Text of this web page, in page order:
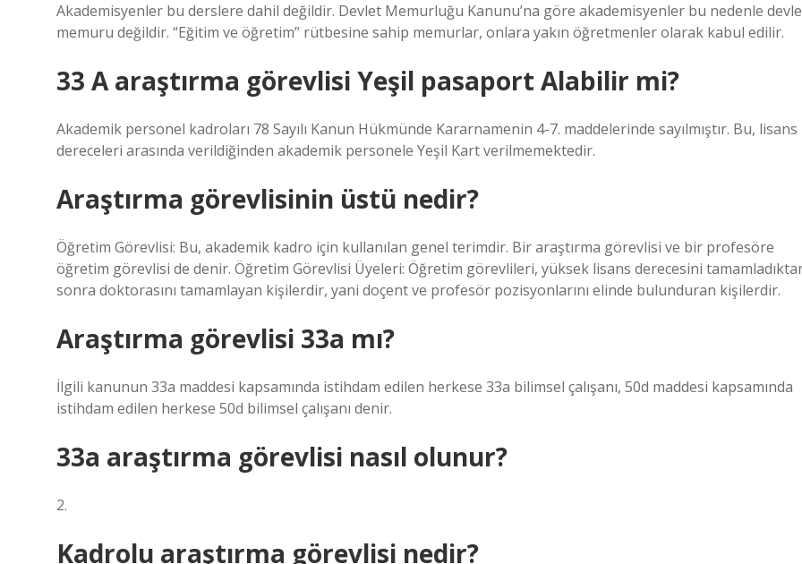
Akademisyenler bu derslere dahil değildir. Devlet Memurluğu Kanunu’na göre akademisyenler bu nedenle
memuru değildir. “Eğitim ve öğretim” rütbesine sahip memurlar, onlara yakın öğretmenler olarak kabul edilir.
33 A araştırma görevlisi Yeşil pasaport Alabilir mi?
Akademik personel kadroları 78 Sayılı Kanun Hükmünde Kararnamenin 4-7. maddelerinde sayılmıştır. Bu, lisans
dereceleri arasında verildiğinden akademik personele Yeşil Kart verilmemektedir.
Araştırma görevlisinin üstü nedir?
Öğretim Görevlisi: Bu, akademik kadro için kullanılan genel terimdir. Bir araştırma görevlisi ve bir profesöre
öğretim görevlisi de denir. Öğretim Görevlisi Üyeleri: Öğretim görevlileri, yüksek lisans derecesini
sonra doktorasını tamamlayan kişilerdir, yani doçent ve profesör pozisyonlarını elinde bulunduran kişilerdir.
Araştırma görevlisi 33a mı?
İlgili kanunun 33a maddesi kapsamında istihdam edilen herkese 33a bilimsel çalışanı, 50d maddesi kapsamında
istihdam edilen herkese 50d bilimsel çalışanı denir.
33a araştırma görevlisi nasıl olunur?
2.
Kadrolu araştırma görevlisi nedir?